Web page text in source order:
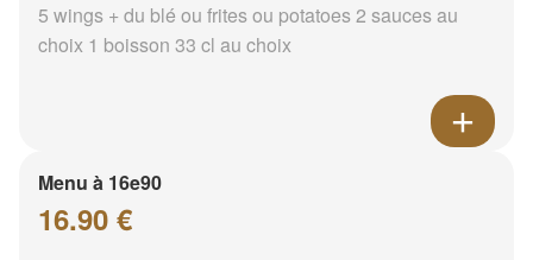
5 wings + du blé ou frites ou potatoes 2 sauces au
choix 1 boisson 33 cl au choix
Menu à 16e90
16.90 €